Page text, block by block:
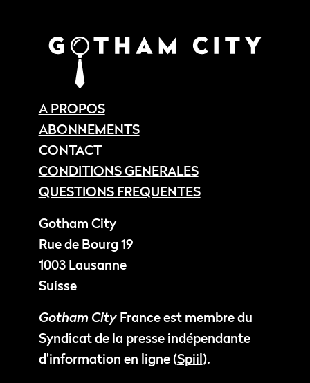
A PROPOS
ABONNEMENTS
CONTACT
CONDITIONS GENERALES
QUESTIONS FREQUENTES
Gotham City
Rue de Bourg 19
1003 Lausanne
Suisse
Gotham CityFrance est membre du
Syndicat de la presse indépendante
d’information en ligne (Spiil).